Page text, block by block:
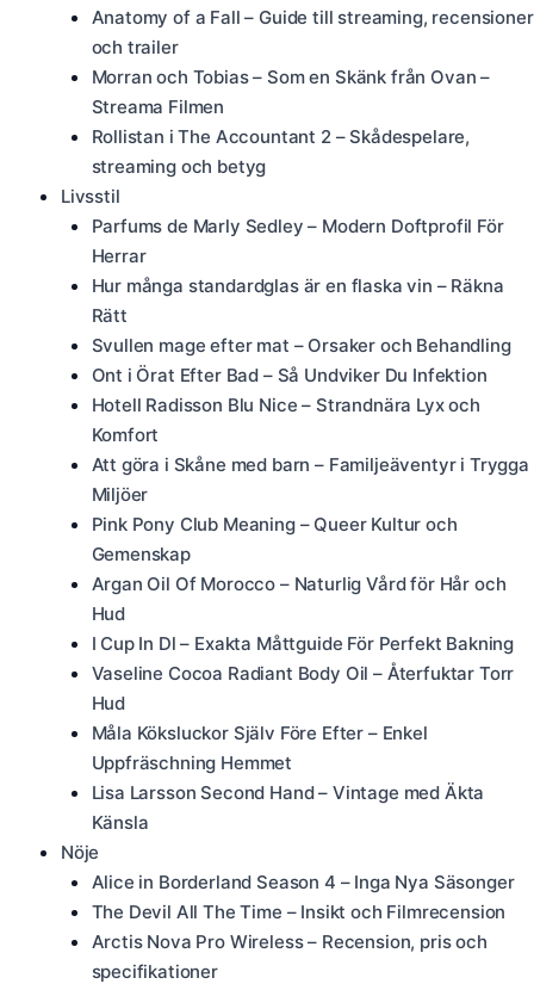
Anatomy of a Fall – Guide till streaming, recensioner
och trailer
Morran och Tobias – Som en Skänk från Ovan –
Streama Filmen
Rollistan i The Accountant 2 – Skådespelare,
streaming och betyg
Livsstil
Parfums de Marly Sedley – Modern Doftprofil För
Herrar
Hur många standardglas är en flaska vin – Räkna
Rätt
Svullen mage efter mat – Orsaker och Behandling
Ont i Örat Efter Bad – Så Undviker Du Infektion
Hotell Radisson Blu Nice – Strandnära Lyx och
Komfort
Att göra i Skåne med barn – Familjeäventyr i Trygga
Miljöer
Pink Pony Club Meaning – Queer Kultur och
Gemenskap
Argan Oil Of Morocco – Naturlig Vård för Hår och
Hud
I Cup In Dl – Exakta Måttguide För Perfekt Bakning
Vaseline Cocoa Radiant Body Oil – Återfuktar Torr
Hud
Måla Köksluckor Själv Före Efter – Enkel
Uppfräschning Hemmet
Lisa Larsson Second Hand – Vintage med Äkta
Känsla
Nöje
Alice in Borderland Season 4 – Inga Nya Säsonger
The Devil All The Time – Insikt och Filmrecension
Arctis Nova Pro Wireless – Recension, pris och
specifikationer